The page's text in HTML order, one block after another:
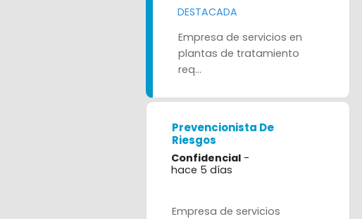
DESTACADA
Empresa de servicios en
plantas de tratamiento
req...
Prevencionista De
Riesgos
Confidencial -
hace 5 días
Empresa de servicios